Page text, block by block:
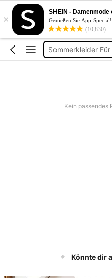
×
SHEIN - Damenmode
Genießen Sie App-Special!
(10,830)
Festival Outfit
Squishies
Sommerkleider Für
Bikini
Kein passendes
Könnte dir